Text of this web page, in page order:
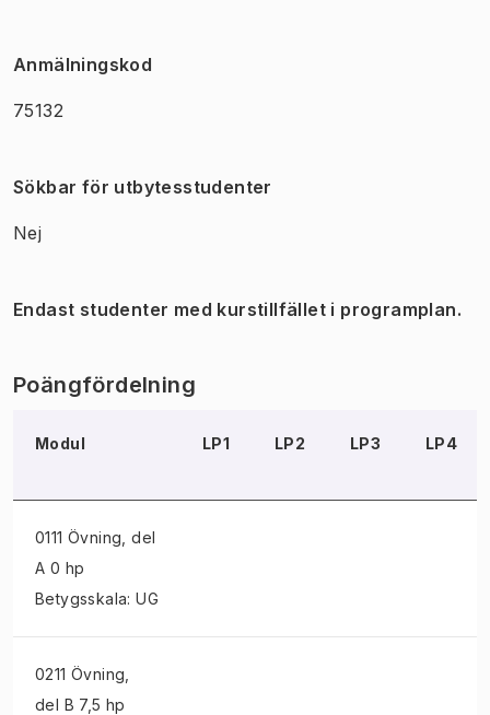
Anmälningskod
75132
Sökbar för utbytesstudenter
Nej
Endast studenter med kurstillfället i programplan.
Poängfördelning
Modul LP1 LP2 LP3 LP4
0111 Övning , del
A 0 hp
Betygsskala: UG
0211 Övning
del B 7,5 hp